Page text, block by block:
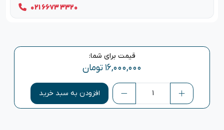
021 6673 3320
قیمت برای شما:
۱۶,۰۰۰,۰۰۰تومان
افزودن به سبد خرید